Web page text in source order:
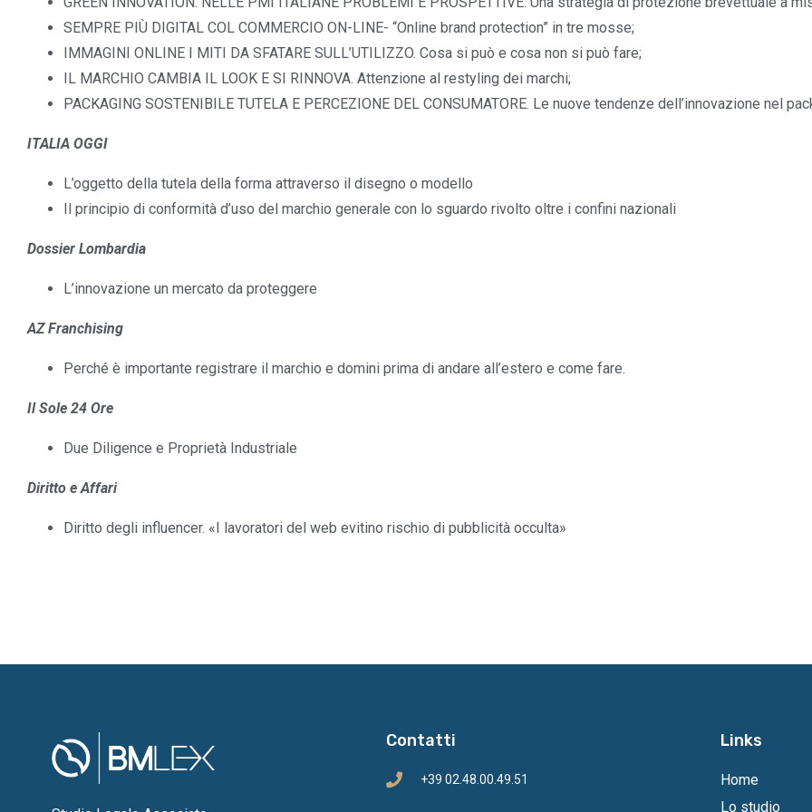
SEMPRE PIÙ DIGITAL COL COMMERCIO ON-LINE- “Online brand protection” in tre mosse;
IMMAGINI ONLINE I MITI DA SFATARE SULL’UTILIZZO. Cosa si può e cosa non si può fare;
IL MARCHIO CAMBIA IL LOOK E SI RINNOVA. Attenzione al restyling dei marchi;
PACKAGING SOSTENIBILE TUTELA E PERCEZIONE DEL CONSUMATORE. Le nuove tendenze dell’innovazione nel
ITALIA OGGI
L’oggetto della tutela della forma attraverso il disegno o modello
Il principio di conformità d’uso del marchio generale con lo sguardo rivolto oltre i confini nazionali
Dossier Lombardia
L’innovazione un mercato da proteggere
AZ Franchising
Perché è importante registrare il marchio e domini prima di andare all’estero e come fare.
Il Sole 24 Ore
Due Diligence e Proprietà Industriale
Diritto e Affari
Diritto degli influencer. «I lavoratori del web evitino rischio di pubblicità occulta»
Contatti
+39 02.48.00.49.51
Links
Home
Lo studio